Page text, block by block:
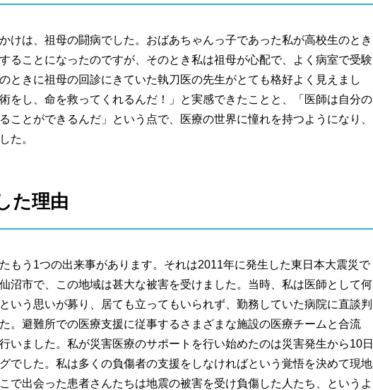
けは、祖母の闘病でした。おばあちゃんっ子であった私が高校生のとき
ることになったのですが、そのとき私は祖母が心配で、よく病室で受験
ときに祖母の回診にきていた執刀医の先生がとても格好よく見えまし
をし、命を救ってくれるんだ！」と実感できたことと、「医師は自分の
ことができるんだ」という点で、医療の世界に憧れを持つようになり、
た。
た理由
もう1つの出来事があります。それは2011年に発生した東日本大震災で
沼市で、この地域は甚大な被害を受けました。当時、私は医師として何
いう思いが募り、居ても立ってもいられず、勤務していた病院に直談判
。避難所での医療支援に従事するさまざまな施設の医療チームと合流
いました。私が災害医療のサポートを行い始めたのは災害発生から10日
でした。私は多くの負傷者の支援をしなければという覚悟を決めて現地
で出会った患者さんたちは地震の被害を受け負傷した人たち、というよ